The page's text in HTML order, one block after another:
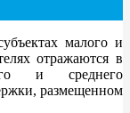
малого и
отражаются в
и среднего
размещенном